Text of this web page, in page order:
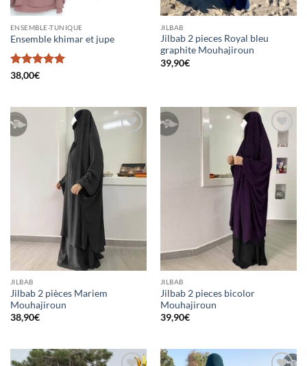
ENSEMBLE-TUNIQUE
Ensemble khimar et jupe
Note5
38,00€
JILBAB
Jilbab 2 pieces Royal bleu
graphite Mouhajiroun
39,90€
JILBAB
Jilbab 2 pièces Mariem
Mouhajiroun
38,90€
Ajouter
à la liste
d’envies
JILBAB
Jilbab 2 pieces bicolor
Mouhajiroun
39,90€